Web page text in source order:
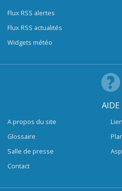
Flux RSS alertes
Flux RSS actualités
Widgets météo
AIDE
A propos du site
Glossaire
Salle de presse
Contact